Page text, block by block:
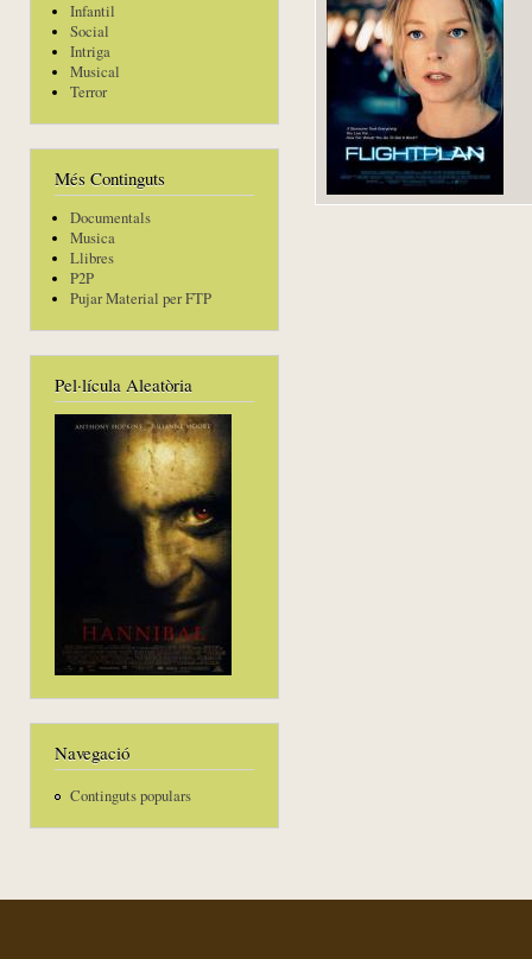
Infantil
Social
Intriga
Musical
Terror
Més Continguts
Documentals
Musica
Llibres
P2P
Pujar Material per FTP
Pel·lícula Aleatòria
Navegació
Continguts populars